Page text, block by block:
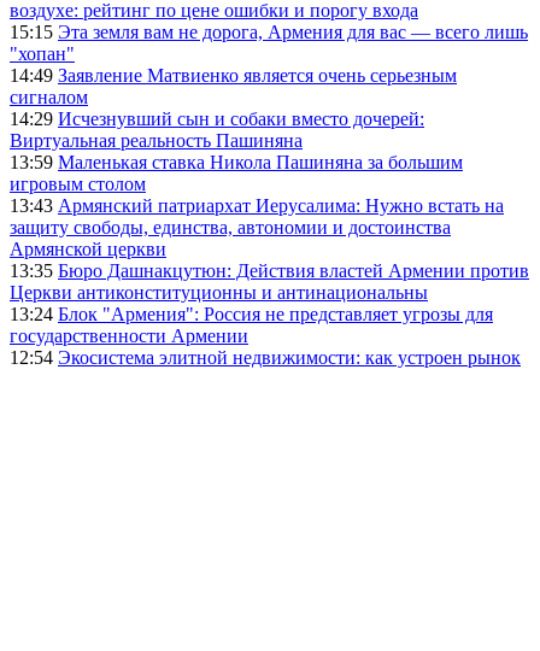
воздухе: рейтинг по цене ошибки и порогу входа
15:15 Эта земля вам не дорога, Армения для вас — всего лишь
"хопан"
14:49 Заявление Матвиенко является очень серьезным
сигналом
14:29 Исчезнувший сын и собаки вместо дочерей:
Виртуальная реальность Пашиняна
13:59 Маленькая ставка Никола Пашиняна за большим
игровым столом
13:43 Армянский патриархат Иерусалима: Нужно встать на
защиту свободы, единства, автономии и достоинства
Армянской церкви
13:35 Бюро Дашнакцутюн: Действия властей Армении против
Церкви антиконституционны и антинациональны
13:24 Блок "Армения": Россия не представляет угрозы для
государственности Армении
12:54 Экосистема элитной недвижимости: как устроен рынок